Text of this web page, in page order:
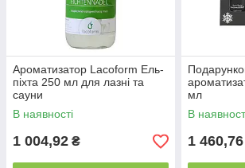
Ароматизатор Lacoform Ель-
піхта 250 мл для лазні та
сауни
В наявності
1 004,92 ₴
мл
В
1 460,76